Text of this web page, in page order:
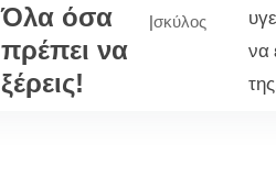
Όλα όσα
πρέπει να
ξέρεις!
|σκύλος
να